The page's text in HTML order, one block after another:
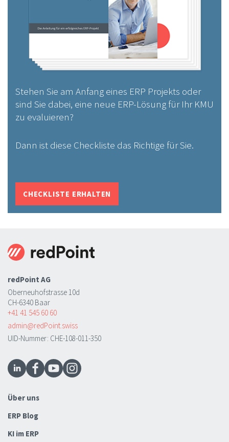
Stehen Sie am Anfang eines ERP Projekts oder
sind Sie dabei, eine neue ERP-Lösung für Ihr KMU
zu evaluieren?
Dann ist diese Checkliste das Richtige für Sie.
CHECKLISTE ERHALTEN
redPoint AG
Oberneuhofstrasse 10d
CH-6340 Baar
+41 41 545 60 60
admin@redPoint.swiss
UID-Nummer: CHE-108-011-350
Über uns
ERP Blog
KI im ERP